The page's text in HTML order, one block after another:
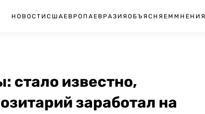
НОВОСТИ США ЕВРОПА ЕВРАЗИЯ ОБЪЯСНЯЕМ МНЕНИЯ
стало известно,
заработал на